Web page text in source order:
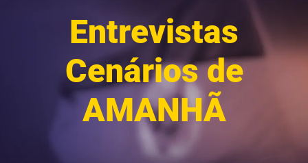
Entrevistas
Cenários de
AMANHÃ